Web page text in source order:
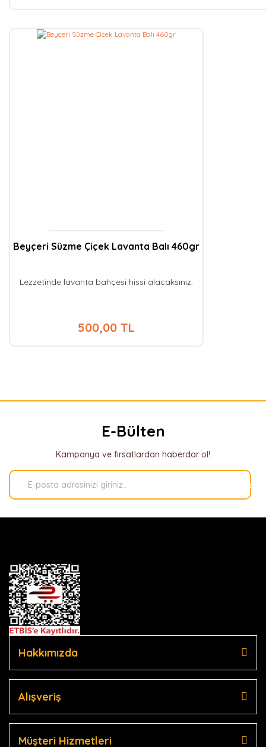
Beyçeri Süzme Çiçek Lavanta Balı 460gr
Lezzetinde lavanta bahçesi hissi alacaksınız.
500,00 TL
E-Bülten
Kampanya ve fırsatlardan haberdar ol!
Kaydol
Hakkımızda
Alışveriş
Müşteri Hizmetleri